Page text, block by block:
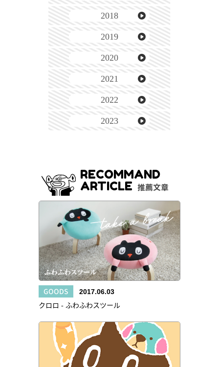
2018
2019
2020
2021
2022
2023
RECOMMAND
ARTICLE 推薦文章
GOODS 2017.06.03
クロロ - ふわふわスツール